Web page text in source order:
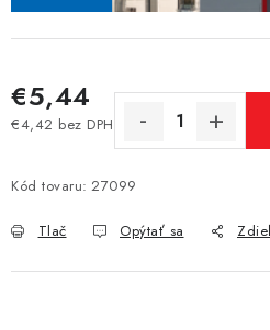
€5,44
€4,42 bez DPH
Jednotková cena:
Kód tovaru: 27099
Tlač Opýtať sa